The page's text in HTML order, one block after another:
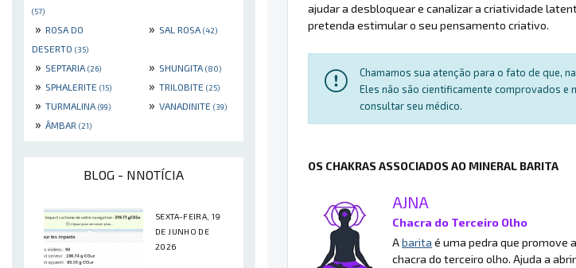
(57)
» ROSA DO
DESERTO (35)
» SAL ROSA (42)
» SEPTARIA (26) » SHUNGITA (80)
» SPHALERITE (15) » TRILOBITE (25)
» TURMALINA (99) » VANADINITE (39)
» ÂMBAR (21)
BLOG - NNOTÍCIA
SEXTA-FEIRA, 19
DE JUNHO DE
2026
ajudar a desbloquear e canalizar a criatividade
pretenda estimular o seu pensamento criativo.
Chamamos sua atenção para o fato de que,
Eles não são cientificamente comprovados
consultar seu médico.
OS CHAKRAS ASSOCIADOS AO MINERAL BARITA
AJNA
Chacra do Terceiro Olho
Abarita é uma pedra que promove
chacra do terceiro olho. Ajuda a